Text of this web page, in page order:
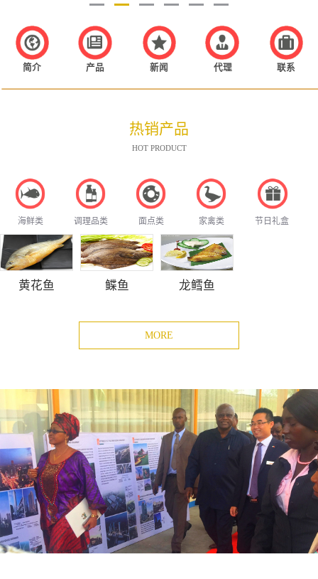
简介 产品 新闻 代理 联系
热销产品
HOT PRODUCT
海鲜类 调理品类 面点类 家禽类 节日礼盒
黄花鱼 鲽鱼 龙鳕鱼
MORE